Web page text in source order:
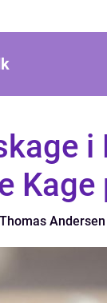
i
Kage
Thomas Andersen